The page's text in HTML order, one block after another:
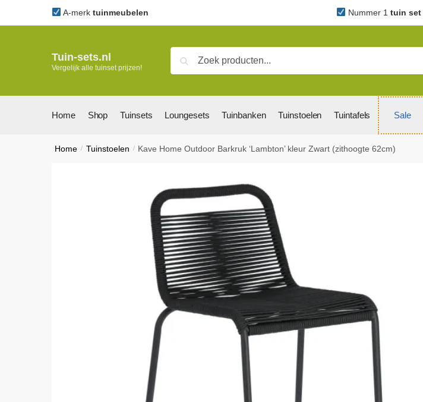
A-merk tuinmeubelen Nummer 1 tuin set
Tuin-sets.nl
Vergelijk alle tuinset prijzen!
Zoeken
Home Shop Tuinsets Loungesets Tuinbanken Tuinstoelen Tuintafels Sale
Home / Tuinstoelen / Kave Home Outdoor Barkruk ‘Lambton’ kleur Zwart (zithoogte 62cm)